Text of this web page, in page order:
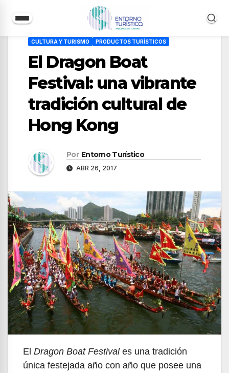
contenido
CULTURA Y TURISMO PRODUCTOS TURÍSTICOS
El Dragon Boat
Festival: una vibrante
tradición cultural de
Hong Kong
Por Entorno Turístico
ABR 26, 2017
El Dragon Boat Festivales una tradición
única festejada año con año que posee una